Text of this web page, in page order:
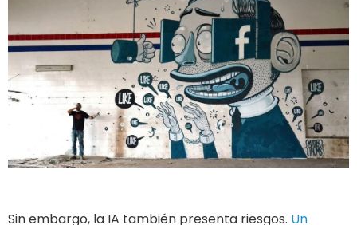
Sin embargo, la IA también presenta riesgos.
desafío importante es la posibilidad de que ciertas
funciones diplomáticas sean reemplazadas por estas
tecnologías.
Además, los diplomáticos deben evitar
volverse dependientes de la IA, ya que en un entorno
competitivo esto puede ser desventajoso si no se
mantiene actualizada (Konovalova, 2023).
También existe el riesgo de que las empresas
Finalmente, la digitalización de datos conlleva